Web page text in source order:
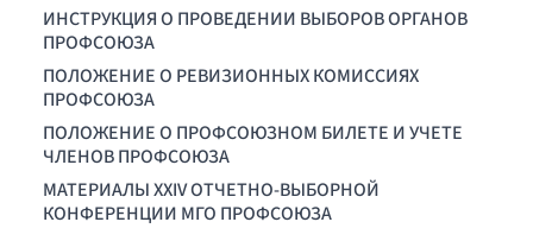
ИНСТРУКЦИЯ О ПРОВЕДЕНИИ ВЫБОРОВ ОРГАНОВ
ПРОФСОЮЗА
ПОЛОЖЕНИЕ О РЕВИЗИОННЫХ КОМИССИЯХ
ПРОФСОЮЗА
ПОЛОЖЕНИЕ О ПРОФСОЮЗНОМ БИЛЕТЕ И УЧЕТЕ
ЧЛЕНОВ ПРОФСОЮЗА
МАТЕРИАЛЫ XXIV ОТЧЕТНО-ВЫБОРНОЙ
КОНФЕРЕНЦИИ МГО ПРОФСОЮЗА